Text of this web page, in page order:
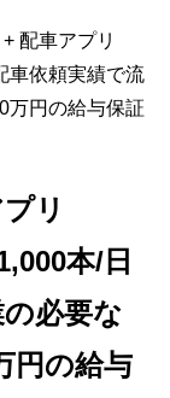
配車アプリ
車依頼実績で流
円の給与保証
リ
本/日
必要な
円の給与